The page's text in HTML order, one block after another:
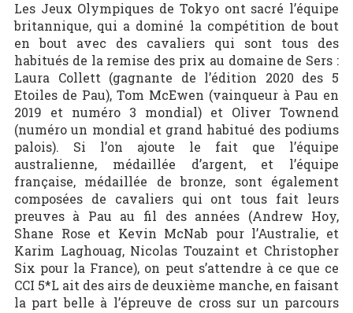
Les Jeux Olympiques de Tokyo ont sacré l’équipe
britannique, qui a dominé la compétition de bout
en bout avec des cavaliers qui sont tous des
habitués de la remise des prix au domaine de Sers :
Laura Collett (gagnante de l’édition 2020 des 5
Etoiles de Pau), Tom McEwen (vainqueur à Pau en
2019 et numéro 3 mondial) et Oliver Townend
(numéro un mondial et grand habitué des podiums
palois). Si l’on ajoute le fait que l’équipe
australienne, médaillée d’argent, et l’équipe
française, médaillée de bronze, sont également
composées de cavaliers qui ont tous fait leurs
preuves à Pau au fil des années (Andrew Hoy,
Shane Rose et Kevin McNab pour l’Australie, et
Karim Laghouag, Nicolas Touzaint et Christopher
Six pour la France), on peut s’attendre à ce que ce
CCI 5*L ait des airs de deuxième manche, en faisant
la part belle à l’épreuve de cross sur un parcours